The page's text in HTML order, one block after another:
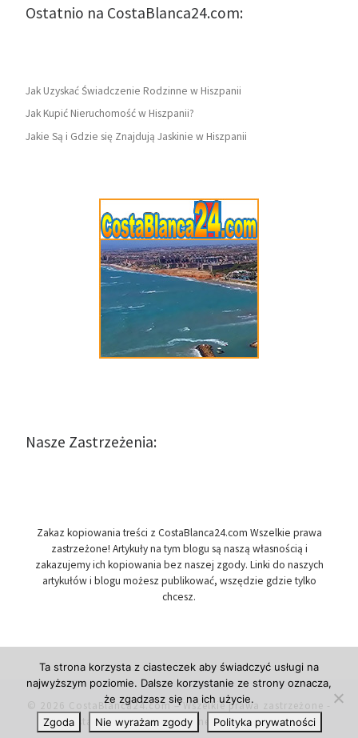
Ostatnio na CostaBlanca24.com:
Jak Uzyskać Świadczenie Rodzinne w Hiszpanii
Jak Kupić Nieruchomość w Hiszpanii?
Jakie Są i Gdzie się Znajdują Jaskinie w Hiszpanii
Nasze Zastrzeżenia:
Zakaz kopiowania treści z CostaBlanca24.com Wszelkie prawa
zastrzeżone! Artykuły na tym blogu są naszą własnością i
zakazujemy ich kopiowania bez naszej zgody. Linki do naszych
artykułów i blogu możesz publikować, wszędzie gdzie tylko
chcesz.
© 2026 CostaBlanca24.com– Wszelkie prawa zastrzeżone -
Costa Blanca w Hiszpanii, newsy i informacje.
Ta strona korzysta z ciasteczek aby świadczyć usługi na
najwyższym poziomie. Dalsze korzystanie ze strony oznacza,
że zgadzasz się na ich użycie.
Zgoda
Nie wyrażam zgody Polityka prywatności